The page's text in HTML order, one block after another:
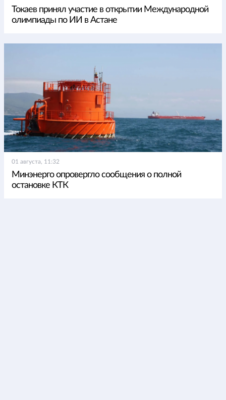
Токаев принял участие в открытии Международной
олимпиады по ИИ в Астане
01 августа, 11:32
Минэнерго опровергло сообщения о полной
остановке КТК